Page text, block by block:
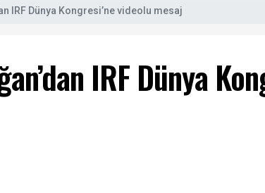
IRF Dünya Kongresi’ne videolu mesaj
IRF Dünya